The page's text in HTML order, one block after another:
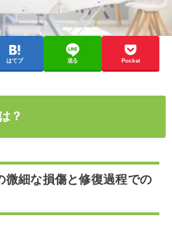
はてブ 送る Pocket
？
微細な損傷と修復過程での